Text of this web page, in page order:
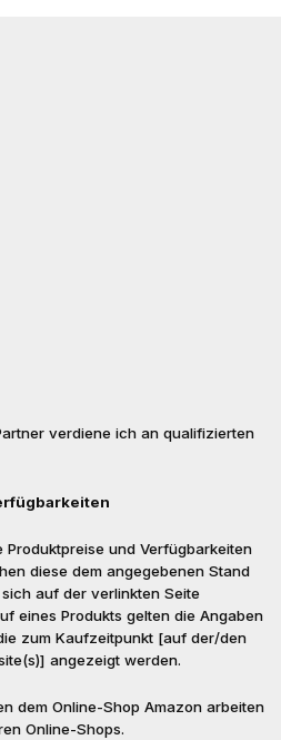
verdiene ich an qualifizierten
und Verfügbarkeiten
diese dem angegebenen Stand
auf der verlinkten Seite
eines Produkts gelten die Angaben
zum Kaufzeitpunkt [auf der/den
angezeigt werden.
dem Online-Shop Amazon arbeiten
Online-Shops.